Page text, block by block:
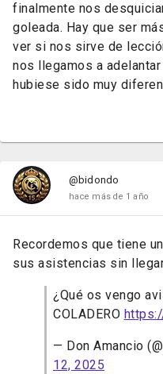
finalmente nos
goleada. Hay que ser
ver si nos sirve de
nos llegamos a
hubiese sido muy
@bidondo
hace más de 1 año
Recordemos que tiene
sus asistencias sin
¿Qué os vengo
COLADERO
— Don Amancio
12, 2025